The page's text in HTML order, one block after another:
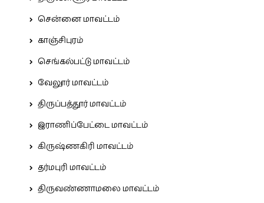
சென்னை மாவட்டம்
காஞ்சிபுரம்
செங்கல்பட்டு மாவட்டம்
வேலூர் மாவட்டம்
திருப்பத்தூர் மாவட்டம்
இராணிப்பேட்டை மாவட்டம்
கிருஷ்ணகிரி மாவட்டம்
தர்மபுரி மாவட்டம்
திருவண்ணாமலை மாவட்டம்